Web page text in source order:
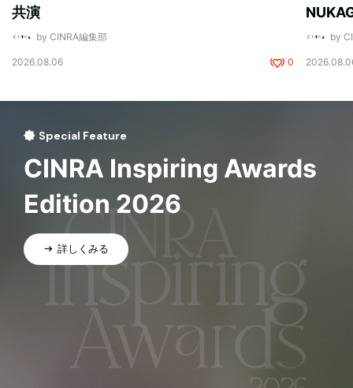
共演
by CINRA編集部
2026.08.06 0
by
Special Feature
CINRA Inspiring Awards
Edition 2026
詳しくみる